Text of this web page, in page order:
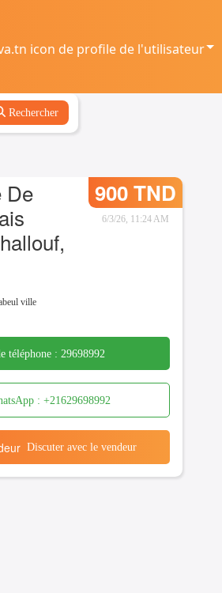
Rechercher
De
900 TND
6/3/26, 11:24 AM
ville
téléphone : 29698992
: +21629698992
Discuter avec le vendeur